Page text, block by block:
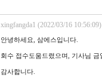
xingfangda1 (2022/03/16 10:56:09)
안녕하세요, 삼에스입니다.
회수 접수도움드렸으며, 기사님
감사합니다.